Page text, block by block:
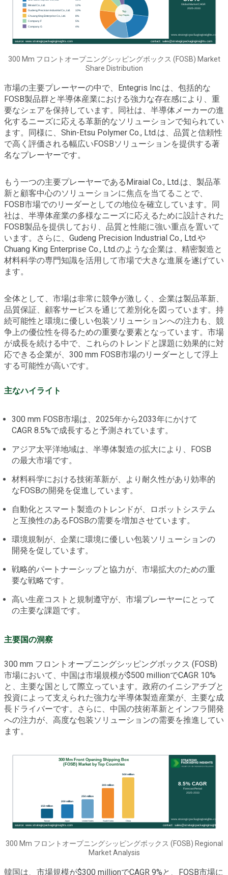
300 Mm フロントオープニングシッピングボックス (FOSB) Market
Share Distribution
市場の主要プレーヤーの中で、Entegris Inc.は、包括的な
FOSB製品群と半導体産業における強力な存在感により、重
要なシェアを保持しています。同社は、半導体メーカーの進
化するニーズに応える革新的なソリューションで知られてい
ます。同様に、Shin-Etsu Polymer Co., Ltd.は、品質と信頼性
で高く評価される幅広いFOSBソリューションを提供する著
名なプレーヤーです。
もう一つの主要プレーヤーであるMiraial Co., Ltd.は、製品革
新と顧客中心のソリューションに焦点を当てることで、
FOSB市場でのリーダーとしての地位を確立しています。同
社は、半導体産業の多様なニーズに応えるために設計された
FOSB製品を提供しており、品質と性能に強い重点を置いて
います。さらに、Gudeng Precision Industrial Co., Ltd.や
Chuang King Enterprise Co., Ltd.のような企業は、精密製造と
材料科学の専門知識を活用して市場で大きな進展を遂げてい
ます。
全体として、市場は非常に競争が激しく、企業は製品革新、
品質保証、顧客サービスを通じて差別化を図っています。持
続可能性と環境に優しい包装ソリューションへの注力も、競
争上の優位性を得るための重要な要素となっています。市場
が成長を続ける中で、これらのトレンドと課題に効果的に対
応できる企業が、300 mm FOSB市場のリーダーとして浮上
する可能性が高いです。
主なハイライト
300 mm FOSB市場は、2025年から2033年にかけて
CAGR 8.5%で成長すると予測されています。
アジア太平洋地域は、半導体製造の拡大により、FOSB
の最大市場です。
材料科学における技術革新が、より耐久性があり効率的
なFOSBの開発を促進しています。
自動化とスマート製造のトレンドが、ロボットシステム
と互換性のあるFOSBの需要を増加させています。
環境規制が、企業に環境に優しい包装ソリューションの
開発を促しています。
戦略的パートナーシップと協力が、市場拡大のための重
要な戦略です。
高い生産コストと規制遵守が、市場プレーヤーにとって
の主要な課題です。
主要国の洞察
300 mm フロントオープニングシッピングボックス (FOSB)
市場において、中国は市場規模が$500 millionでCAGR 10%
と、主要な国として際立っています。政府のイニシアチブと
投資によって支えられた強力な半導体製造産業が、主要な成
長ドライバーです。さらに、中国の技術革新とインフラ開発
への注力が、高度な包装ソリューションの需要を推進してい
ます。
300 Mm フロントオープニングシッピングボックス (FOSB) Regional
Market Analysis
韓国は、市場規模が$300 millionでCAGR 9%と、FOSB市場に